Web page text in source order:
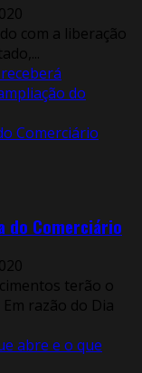
com a liberação
do
Comerciário
do Comerciário
terão o
razão do Dia
abre e o que